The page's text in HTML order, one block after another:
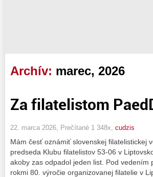
Archív: marec, 2026
Za filatelistom
22. marca 2026, Prečítané 1 348x, cudzis
Mám česť oznámiť slovenskej filatelistickej
predseda Klubu filatelistov 53-06 v
akoby zas odpadol jeden list. Pod
rokmi 80. výročie organizovanej filatelie v